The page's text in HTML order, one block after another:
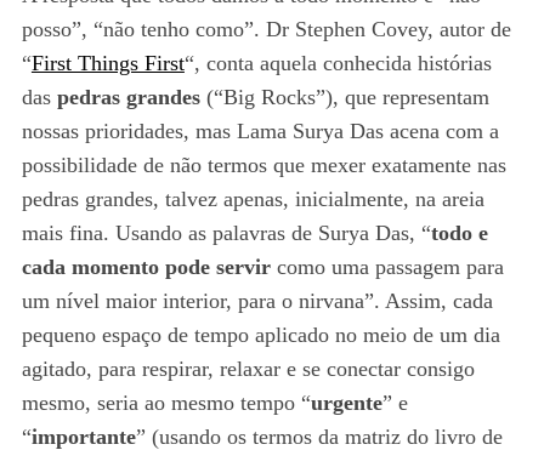
posso”, “não tenho como”. Dr Stephen Covey, autor de
“First Things First“, conta aquela conhecida histórias
das pedras grandes(“Big Rocks”), que representam
nossas prioridades, mas Lama Surya Das acena com a
possibilidade de não termos que mexer exatamente nas
pedras grandes, talvez apenas, inicialmente, na areia
mais fina. Usando as palavras de Surya Das, “todo e
cada momento pode servircomo uma passagem para
um nível maior interior, para o nirvana”. Assim, cada
pequeno espaço de tempo aplicado no meio de um dia
agitado, para respirar, relaxar e se conectar consigo
mesmo, seria ao mesmo tempo “urgente” e
“importante” (usando os termos da matriz do livro de